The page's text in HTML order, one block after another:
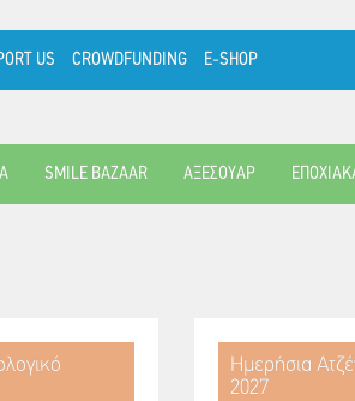
US CROWDFUNDING E-SHOP
SMILE BAZAAR ΑΞΕΣΟΥΑΡ
Ημερήσια
2027